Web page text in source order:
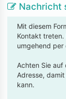
Nachricht
Mit diesem
Kontakt
umgehend per
Achten Sie
Adresse,
kann.